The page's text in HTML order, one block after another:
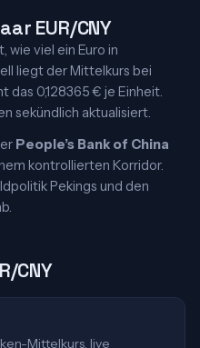
EUR/CNY
wie viel ein Euro in
liegt der Mittelkurs bei
0,128365 € je Einheit.
sekündlich aktualisiert.
People’s Bank of China
kontrollierten Korridor.
Pekings und den
CNY
Mittelkurs, live